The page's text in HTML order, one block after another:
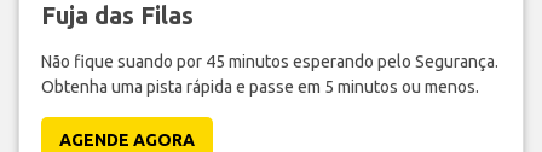
Fuja das Filas
Não fique suando por 45 minutos esperando pelo Segurança.
Obtenha uma pista rápida e passe em 5 minutos ou menos.
AGENDE AGORA